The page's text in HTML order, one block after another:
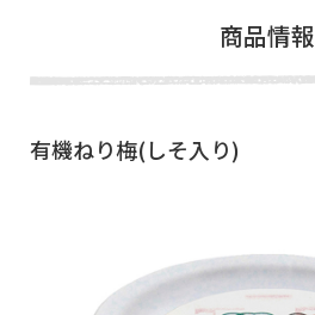
商品情報
有機ねり梅(しそ入り)